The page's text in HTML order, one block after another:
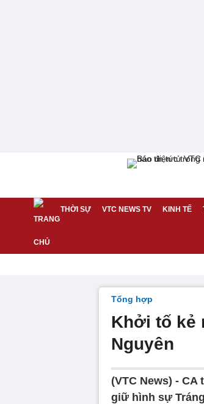
THỜI SỰ VTC NEWS TV KINH TẾ
Tổng hợp
Khởi tố kẻ
Nguyên
(VTC News) -
giữ hình sự